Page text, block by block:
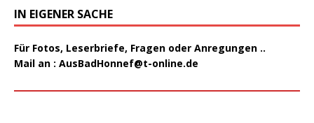
IN EIGENER SACHE
Für Fotos, Leserbriefe, Fragen oder Anregungen ..
Mail an : AusBadHonnef@t-online.de